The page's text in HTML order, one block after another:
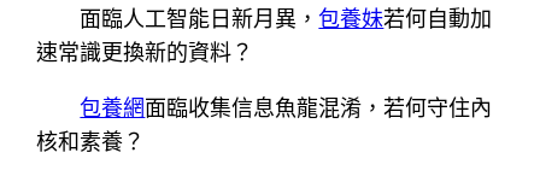
面臨人工智能日新月異，包養妹若何自動加
速常識更換新的資料？
包養網面臨收集信息魚龍混淆，若何守住內
核和素養？